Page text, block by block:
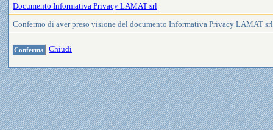
Documento Informativa Privacy LAMAT srl
Confermo di aver preso visione del documento Informativa Privacy LAMAT
Chiudi